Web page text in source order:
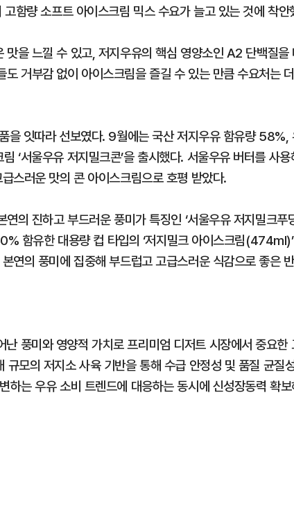
함량 소프트 아이스크림 믹스 수요가 늘고 있는 것에 착안
을 느낄 수 있고, 저지우유의 핵심 영양소인 A2 단백질을
거부감 없이 아이스크림을 즐길 수 있는 만큼 수요처는
을 잇따라 선보였다. 9월에는 국산 저지우유 함유량 58%,
‘서울우유 저지밀크콘’을 출시했다. 서울우유 버터를 사용
스러운 맛의 콘 아이스크림으로 호평 받았다.
의 진하고 부드러운 풍미가 특징인 ‘서울우유 저지밀크푸
함유한 대용량 컵 타입의 ‘저지밀크 아이스크림
연의 풍미에 집중해 부드럽고 고급스러운 식감으로 좋은
풍미와 영양적 가치로 프리미엄 디저트 시장에서 중요한
모의 저지소 사육 기반을 통해 수급 안정성 및 품질 균질
하는 우유 소비 트렌드에 대응하는 동시에 신성장동력 확